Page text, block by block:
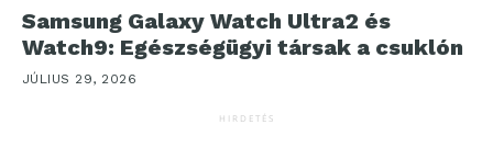
Samsung Galaxy Watch Ultra2 és
Watch9: Egészségügyi társak a csuklón
JÚLIUS 29, 2026
HIRDETÉS